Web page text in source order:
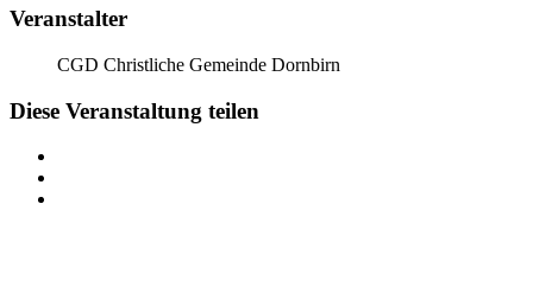
Veranstalter
CGD Christliche Gemeinde Dornbirn
Diese Veranstaltung teilen